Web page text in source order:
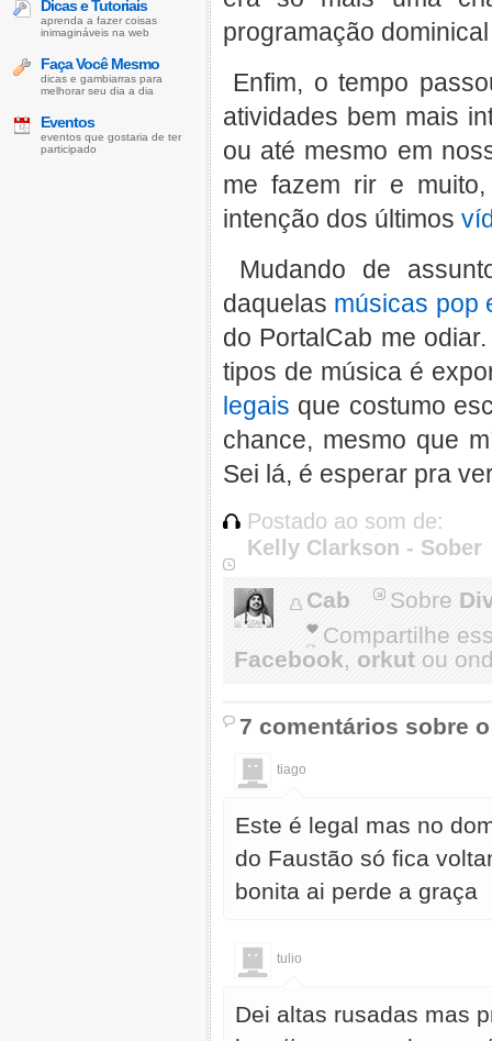
programação
Enfim, o tempo
atividades bem mais
ou até mesmo em
me fazem rir e
intenção dos últimos
Mudando de
daquelas músicas pop
do PortalCab me
tipos de música é
legais que costumo
chance, mesmo que
Sei lá, é esperar pra
Postado ao som de:
Kelly Clarkson - Sober
Cab Sobre
Compartilhe
Facebook, orkut ou
7 comentários sobre
tiago
Este é legal mas no
do Faustão só fica
bonita ai perde a graça
tulio
Dei altas rusadas mas
Dicas e Tutoriais
aprenda a fazer coisas
inimagináveis na web
Faça Você Mesmo
dicas e gambiarras para
melhorar seu dia a dia
Eventos
eventos que gostaria de ter
participado